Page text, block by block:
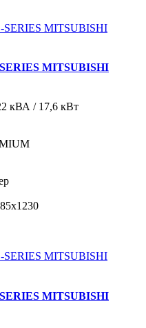
SERIES MITSUBISHI
кВА / 17,6 кВт
SERIES MITSUBISHI